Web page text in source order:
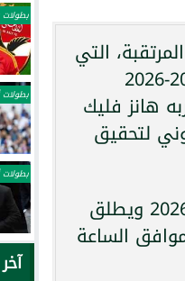
التي
تأتي ضمن منافسات الجولة السابعة من بطولة دوري أبطال أوروبا لموسم 2025-2026
هانز فليك
لتحقيق
ومن المقرر أن تستضيف ملعب إيدن أرينا هذه المباراة مساء الأربعاء 21 يناير 2026 ويطلق
الساعة
بطولات
بطولات
بطولات